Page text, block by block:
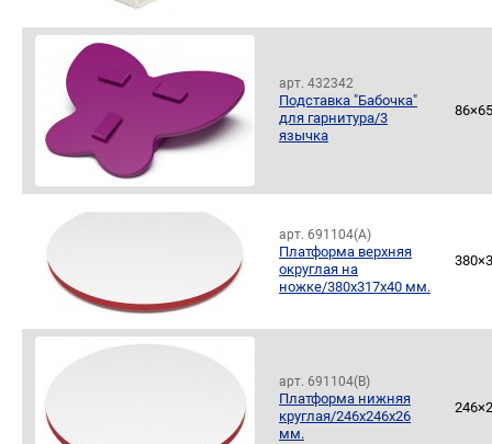
арт. 432342
Подставка "Бабочка"
для гарнитура/3
язычка
арт. 691104(А)
Платформа верхняя
округлая на
ножке/380х317х40 мм.
арт. 691104(В)
Платформа нижняя
круглая/246х246х26
мм.